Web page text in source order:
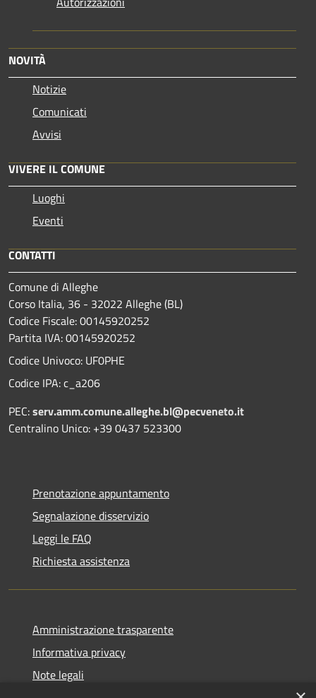
NOVITÀ
Notizie
Comunicati
Avvisi
VIVERE IL COMUNE
Luoghi
Eventi
CONTATTI
Comune di Alleghe
Corso Italia, 36 - 32022 Alleghe (BL)
Codice Fiscale: 00145920252
Partita IVA: 00145920252
Codice Univoco: UF0PHE
Codice IPA: c_a206
PEC:serv.amm.comune.alleghe.bl@pecveneto.it
Centralino Unico: +39 0437 523300
Prenotazione appuntamento
Segnalazione disservizio
Leggi le FAQ
Richiesta assistenza
Amministrazione trasparente
Informativa privacy
Note legali